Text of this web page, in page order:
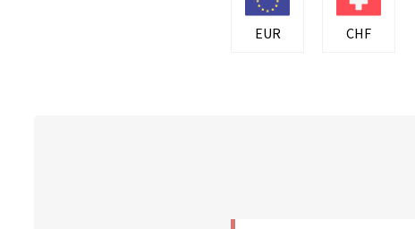
EUR CHF